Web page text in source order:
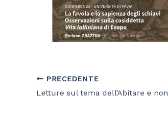
PRECEDENTE
Letture sul tema dell’Abitare e non